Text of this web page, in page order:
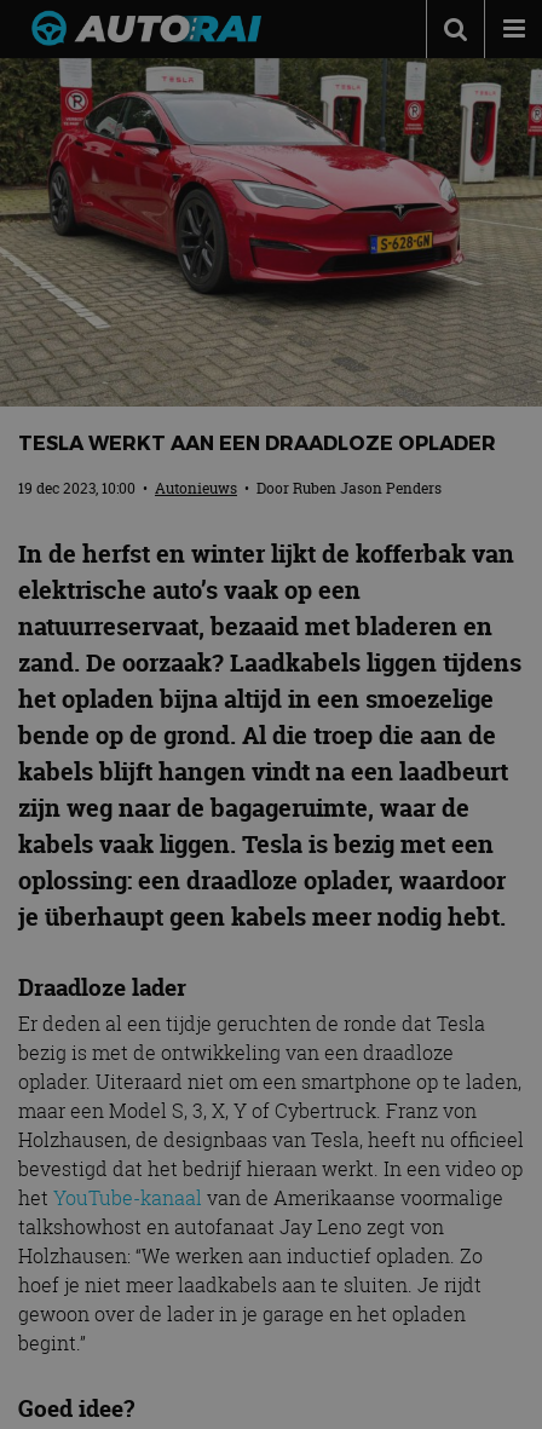
Autonieuws
Podcast
Autotests
Automerken
Adverteren
Contact
MotorRAI.nl
TESLA WERKT AAN EEN DRAADLOZE OPLADER
19 dec 2023, 10:00 • Autonieuws • DoorRuben Jason Penders
In de herfst en winter lijkt de kofferbak van
elektrische auto’s vaak op een
natuurreservaat, bezaaid met bladeren en
zand. De oorzaak? Laadkabels liggen tijdens
het opladen bijna altijd in een smoezelige
bende op de grond. Al die troep die aan de
kabels blijft hangen vindt na een laadbeurt
zijn weg naar de bagageruimte, waar de
kabels vaak liggen. Tesla is bezig met een
oplossing: een draadloze oplader, waardoor
je überhaupt geen kabels meer nodig hebt.
Draadloze lader
Er deden al een tijdje geruchten de ronde dat Tesla
bezig is met de ontwikkeling van een draadloze
oplader. Uiteraard niet om een smartphone op te laden,
maar een Model S, 3, X, Y of Cybertruck. Franz von
Holzhausen, de designbaas van Tesla, heeft nu officieel
bevestigd dat het bedrijf hieraan werkt. In een video op
het YouTube-kanaal van de Amerikaanse voormalige
talkshowhost en autofanaat Jay Leno zegt von
Holzhausen: “We werken aan inductief opladen. Zo
hoef je niet meer laadkabels aan te sluiten. Je rijdt
gewoon over de lader in je garage en het opladen
begint.”
Goed idee?